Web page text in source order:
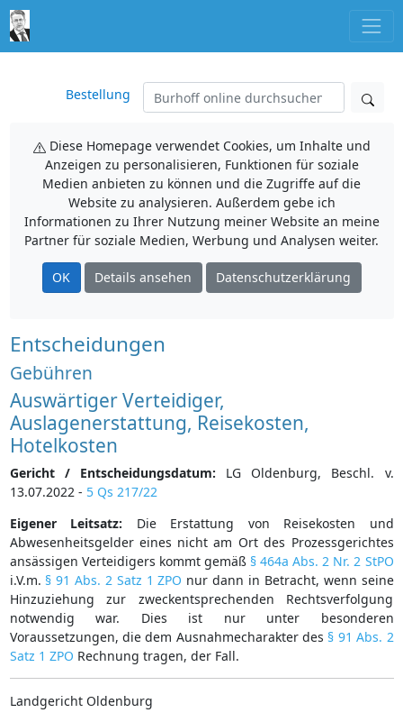
Bestellung
Diese Homepage verwendet Cookies, um Inhalte und
Anzeigen zu personalisieren, Funktionen für soziale
Medien anbieten zu können und die Zugriffe auf die
Website zu analysieren. Außerdem gebe ich
Informationen zu Ihrer Nutzung meiner Website an meine
Partner für soziale Medien, Werbung und Analysen weiter.
OK Details ansehen Datenschutzerklärung
Entscheidungen
Gebühren
Auswärtiger Verteidiger,
Auslagenerstattung, Reisekosten,
Hotelkosten
Gericht / Entscheidungsdatum: LG Oldenburg, Beschl. v.
13.07.2022 - 5 Qs 217/22
Eigener Leitsatz: Die Erstattung von Reisekosten und
Abwesenheitsgelder eines nicht am Ort des Prozessgerichtes
ansässigen Verteidigers kommt gemäß § 464a Abs. 2 Nr. 2 StPO
i.V.m. § 91 Abs. 2 Satz 1 ZPO nur dann in Betracht, wenn seine
Hinzuziehung zur zweckentsprechenden Rechtsverfolgung
notwendig war. Dies ist nur unter besonderen
Voraussetzungen, die dem Ausnahmecharakter des § 91 Abs. 2
Satz 1 ZPO Rechnung tragen, der Fall.
Landgericht Oldenburg